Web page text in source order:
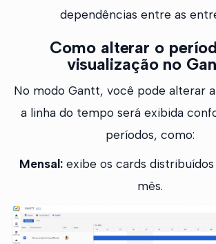
dependências entre as
Como alterar o
visualização no
No modo Gantt, você pode alterar
a linha do tempo será exibida
períodos, como:
Mensal:exibe os cards distribuídos
mês.